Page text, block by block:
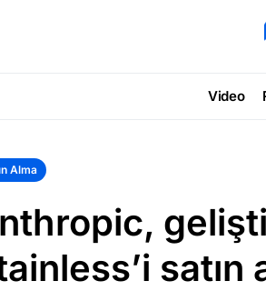
Video
Alma
satın